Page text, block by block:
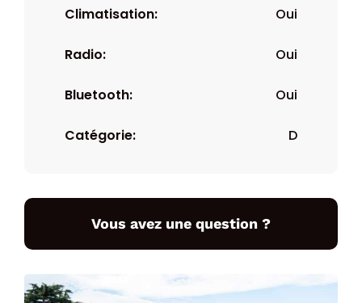
Climatisation: Oui
Radio: Oui
Bluetooth: Oui
Catégorie: D
Vous avez une question ?